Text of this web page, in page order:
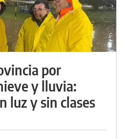
por
y lluvia:
luz y sin clases